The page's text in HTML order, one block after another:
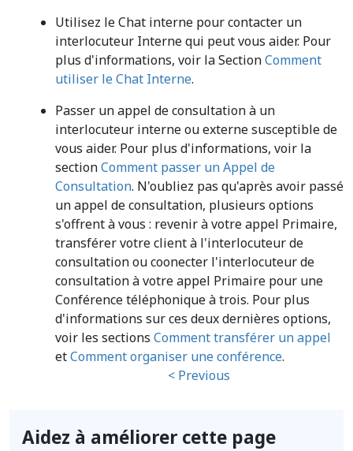
Utilisez le Chat interne pour contacter un
interlocuteur Interne qui peut vous aider. Pour
plus d'informations, voir la SectionComment
utiliser le Chat Interne.
Passer un appel de consultation à un
interlocuteur interne ou externe susceptible de
vous aider. Pour plus d'informations, voir la
sectionComment passer un Appel de
Consultation. N'oubliez pas qu'après avoir passé
un appel de consultation, plusieurs options
s'offrent à vous : revenir à votre appel Primaire,
transférer votre client à l'interlocuteur de
consultation ou coonecter l'interlocuteur de
consultation à votre appel Primaire pour une
Conférence téléphonique à trois. Pour plus
d'informations sur ces deux dernières options,
voir les sections Comment transférer un appel
etComment organiser une conférence.
< Previous
Aidez à améliorer cette page